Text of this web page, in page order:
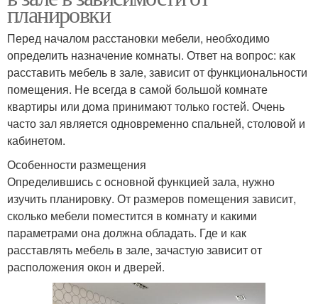
планировки
Перед началом расстановки мебели, необходимо
определить назначение комнаты. Ответ на вопрос: как
расставить мебель в зале, зависит от функциональности
помещения. Не всегда в самой большой комнате
квартиры или дома принимают только гостей. Очень
часто зал является одновременно спальней, столовой и
кабинетом.
Особенности размещения
Определившись с основной функцией зала, нужно
изучить планировку. От размеров помещения зависит,
сколько мебели поместится в комнату и какими
параметрами она должна обладать. Где и как
расставлять мебель в зале, зачастую зависит от
расположения окон и дверей.